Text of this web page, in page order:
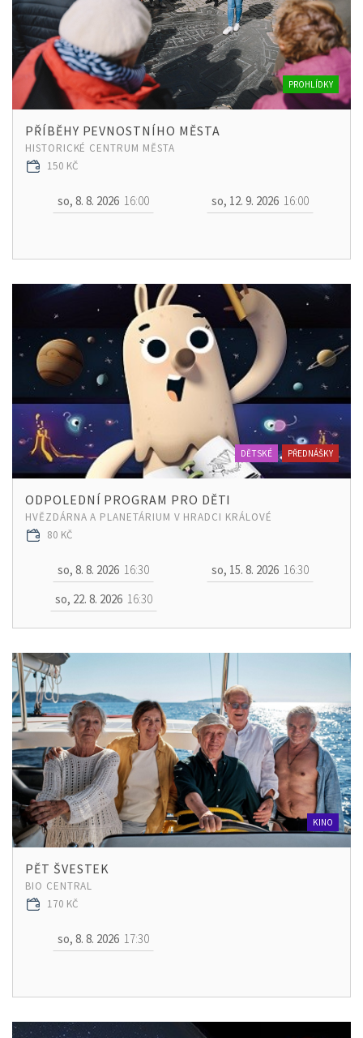
PROHLÍDKY
PŘÍBĚHY PEVNOSTNÍHO MĚSTA
HISTORICKÉ CENTRUM MĚSTA
150 KČ
so, 8. 8. 2026 16:00 so, 12. 9. 2026 16:00
DĚTSKÉ PŘEDNÁŠKY
ODPOLEDNÍ PROGRAM PRO DĚTI
HVĚZDÁRNA A PLANETÁRIUM V HRADCI KRÁLOVÉ
80 KČ
so, 8. 8. 2026 16:30 so, 15. 8. 2026 16:30
so, 22. 8. 2026 16:30
KINO
PĚT ŠVESTEK
BIO CENTRAL
170 KČ
so, 8. 8. 2026 17:30